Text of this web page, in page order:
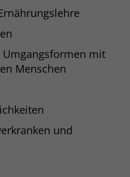
mit
Menschen
und